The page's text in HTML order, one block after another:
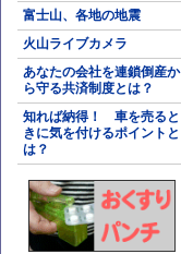
富士山、各地の地震
火山ライブカメラ
あなたの会社を連鎖倒産か
ら守る共済制度とは？
知れば納得！ 車を売ると
きに気を付けるポイントと
は？